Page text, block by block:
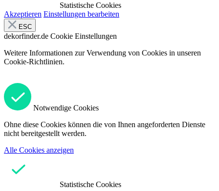
Statistische Cookies
Akzeptieren Einstellungen bearbeiten
ESC
dekorfinder.de Cookie Einstellungen
Weitere Informationen zur Verwendung von Cookies in unseren
Cookie-Richtlinien.
Notwendige Cookies
Ohne diese Cookies können die von Ihnen angeforderten Dienste
nicht bereitgestellt werden.
Alle Cookies anzeigen
Statistische Cookies